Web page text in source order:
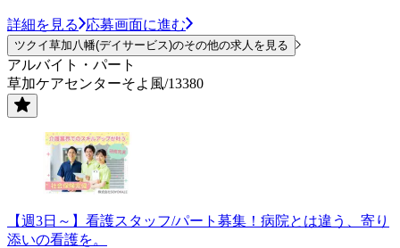
詳細を見る 応募画面に進む
ツクイ草加八幡(デイサービス)のその他の求人を見る
アルバイト・パート
草加ケアセンターそよ風/13380
【週3日～】看護スタッフ/パート募集！病院とは違う、寄り
添いの看護を。